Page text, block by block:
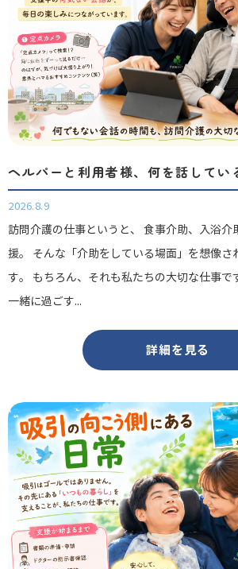
ヘルパーと利用者様、何を話してい
2026.8.9
訪問介護の仕事というと、 食事介助、入浴介
援。 そんな「介助をしている場面」を想像さ
す。 もちろん、それも私たちの大切な仕事で
一緒に過ごす...
詳細を見る